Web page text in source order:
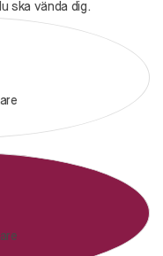
ska vända dig.